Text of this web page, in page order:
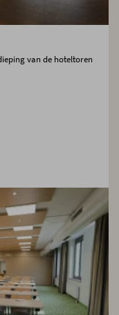
van de hoteltoren